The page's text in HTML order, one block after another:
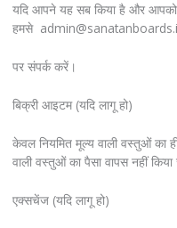
यदि आपने यह सब किया है और आपको
हमसे
पर संपर्क करें।
बिक्री आइटम (यदि लागू हो)
केवल नियमित मूल्य वाली वस्तुओं का
वाली वस्तुओं का पैसा वापस नहीं
एक्सचेंज (यदि लागू हो)